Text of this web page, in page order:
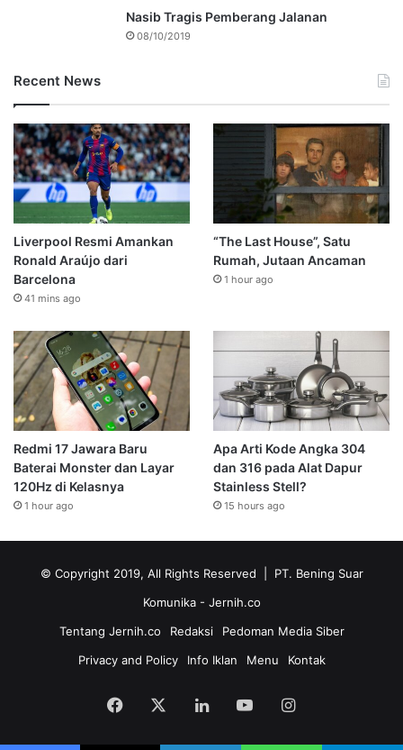
Nasib Tragis Pemberang Jalanan
08/10/2019
Recent News
Liverpool Resmi Amankan
Ronald Araújo dari
Barcelona
41 mins ago
“The Last House”, Satu
Rumah, Jutaan Ancaman
1 hour ago
Redmi 17 Jawara Baru
Baterai Monster dan Layar
120Hz di Kelasnya
1 hour ago
Apa Arti Kode Angka 304
dan 316 pada Alat Dapur
Stainless Stell?
15 hours ago
© Copyright 2019, All Rights Reserved | PT. Bening Suar
Komunika - Jernih.co
Tentang Jernih.co
Redaksi
Pedoman Media Siber
Privacy and Policy
Info Iklan Menu Kontak
Facebook LinkedInYouTubeInstagram